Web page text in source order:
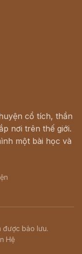
cổ tích, thần
nơi trên thế giới.
một bài học và
được bảo lưu.
Hệ